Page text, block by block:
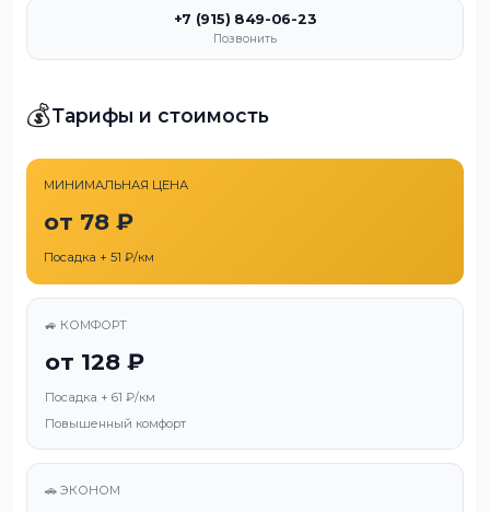
+7 (915) 849-06-23
Позвонить
💰Тарифы и стоимость
МИНИМАЛЬНАЯ ЦЕНА
от 78 ₽
Посадка + 51 ₽/км
🚙 КОМФОРТ
от 128 ₽
Посадка + 61 ₽/км
Повышенный комфорт
🚗 ЭКОНОМ